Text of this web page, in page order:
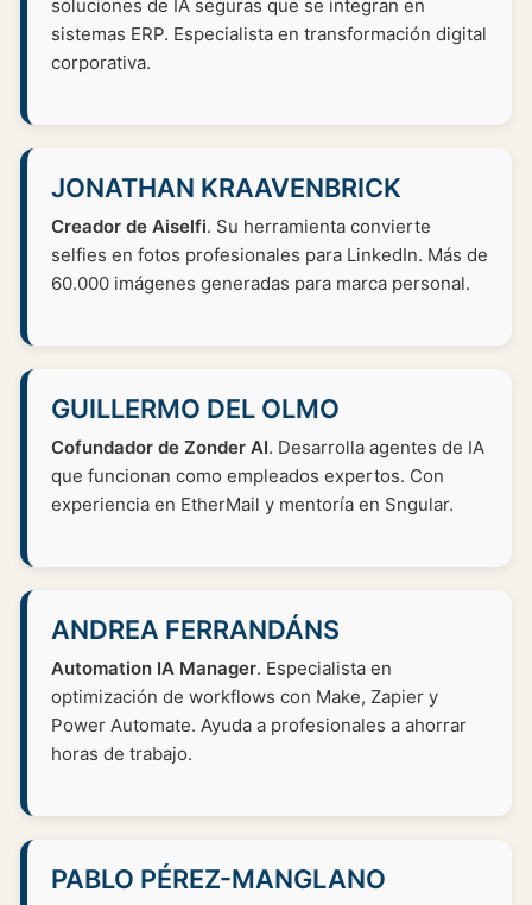
soluciones de IA seguras que se integran en
sistemas ERP. Especialista en transformación digital
corporativa.
JONATHAN KRAAVENBRICK
Creador de Aiselfi. Su herramienta convierte
selfies en fotos profesionales para LinkedIn. Más de
60.000 imágenes generadas para marca personal.
GUILLERMO DEL OLMO
Cofundador de Zonder AI. Desarrolla agentes de IA
que funcionan como empleados expertos. Con
experiencia en EtherMail y mentoría en Sngular.
ANDREA FERRANDÁNS
Automation IA Manager. Especialista en
optimización de workflows con Make, Zapier y
Power Automate. Ayuda a profesionales a ahorrar
horas de trabajo.
PABLO PÉREZ-MANGLANO